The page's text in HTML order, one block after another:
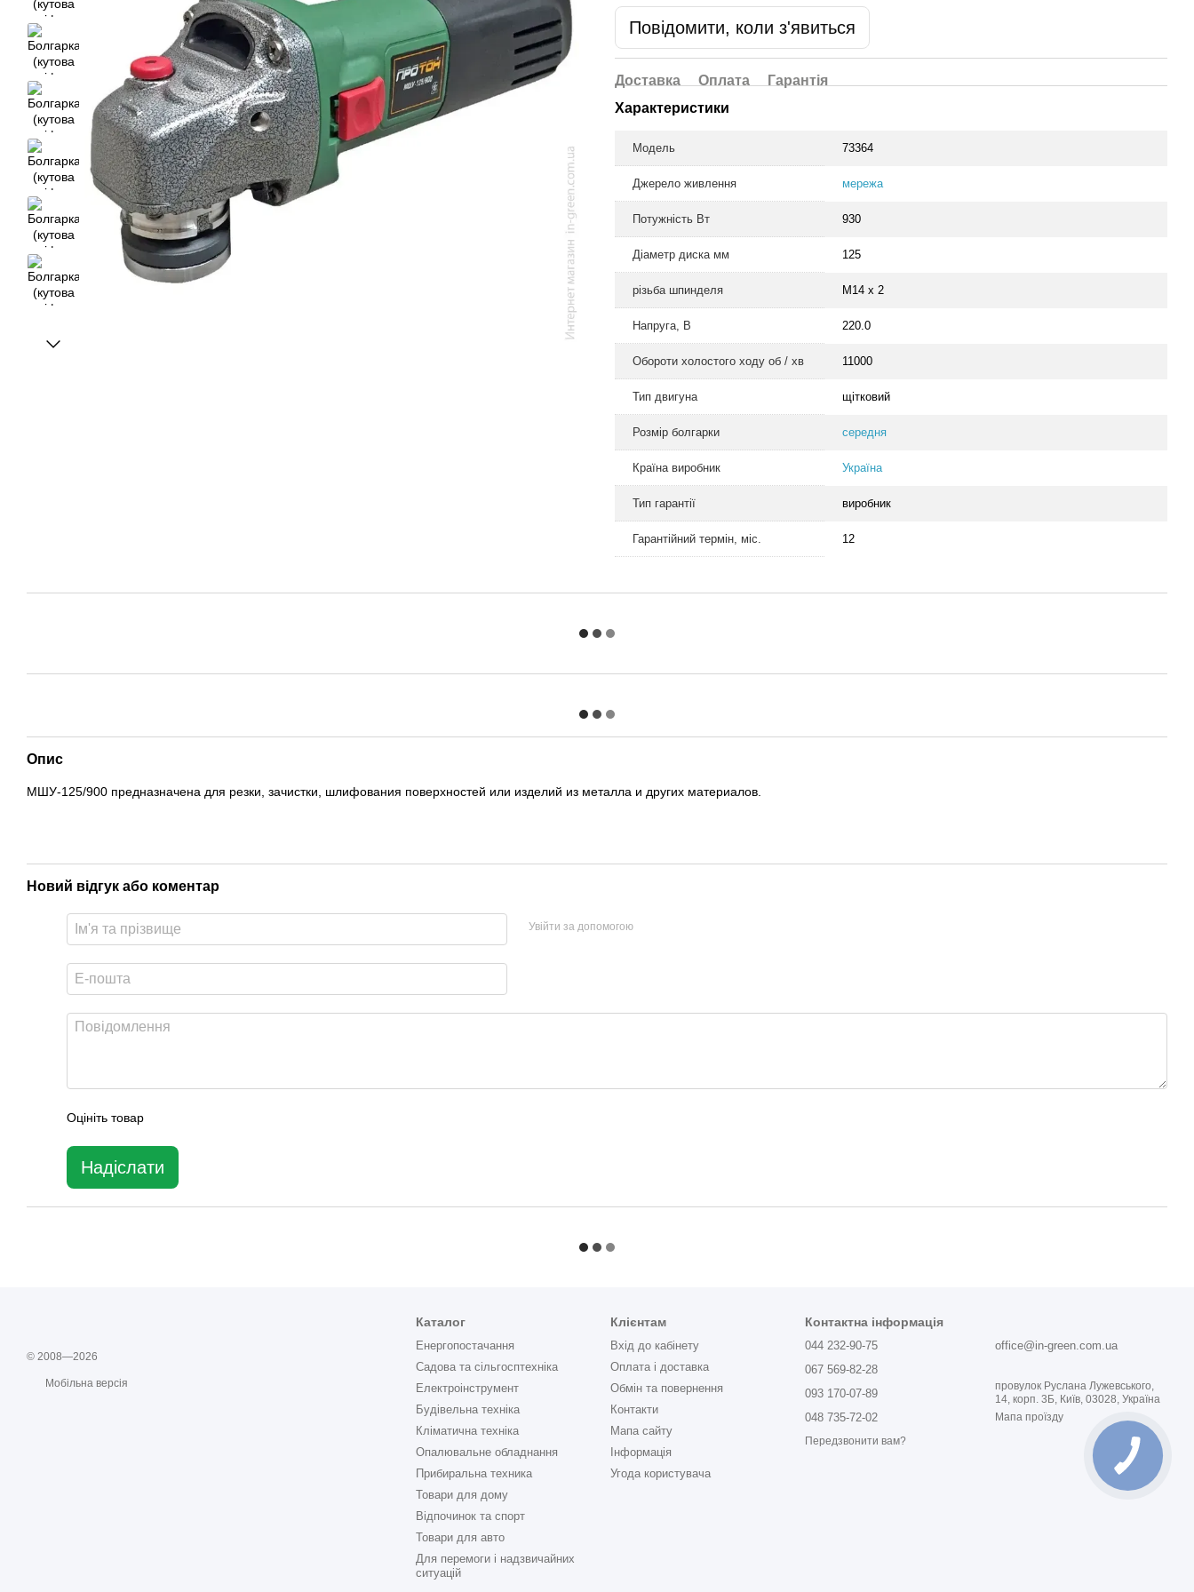
Повідомити, коли з'явиться
Доставка Оплата
Гарантія
Характеристики
Модель 73364
Джерело живлення мережа
Потужність Вт 930
Діаметр диска мм 125
різьба шпинделя M14 x 2
Напруга, В 220.0
Обороти холостого ходу об / хв 11000
Тип двигуна щітковий
Розмір болгарки середня
Країна виробник Україна
Тип гарантії виробник
Гарантійний термін, міс. 12
Опис
МШУ-125/900 предназначена для резки, зачистки, шлифования поверхностей или изделий из металла и других материалов.
Новий відгук або коментар
Увійти за допомогою
Оцініть товар
Надіслати
© 2008—2026
Мобільна версія
Каталог
Енергопостачання
Садова та сільгосптехніка
Електроінструмент
Будівельна техніка
Кліматична техніка
Опалювальне обладнання
Прибиральна техника
Товари для дому
Відпочинок та спорт
Товари для авто
Для перемоги і надзвичайних
ситуацій
Клієнтам
Вхід до кабінету
Оплата і доставка
Обмін та повернення
Контакти
Мапа сайту
Інформація
Угода користувача
Контактна інформація
044 232-90-75
067 569-82-28
093 170-07-89
048 735-72-02
Передзвонити вам?
office@in-green.com.ua
провулок Руслана Лужевського,
14, корп. 3Б, Київ, 03028, Україна
Мапа проїзду